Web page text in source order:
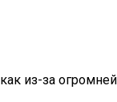
из-за